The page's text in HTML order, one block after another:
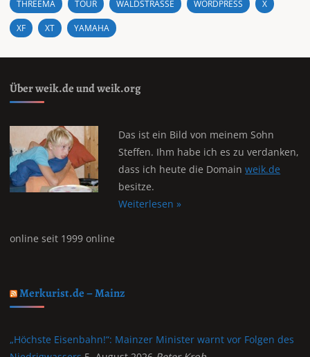
THREEMA TOUR WALDSTRASSE WORDPRESS X
XF XT YAMAHA
Über weik.de und weik.org
Das ist ein Bild von meinem Sohn
Steffen. Ihm habe ich es zu verdanken,
dass ich heute die Domainweik.de
besitze.
Weiterlesen »
online seit 1999 online
Merkurist.de – Mainz
„Höchste Eisenbahn!“: Mainzer Minister warnt vor Folgen des